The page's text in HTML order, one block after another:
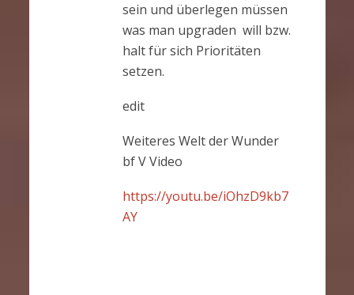
sein und überlegen müssen
was man upgraden will bzw.
halt für sich Prioritäten
setzen.
edit
Weiteres Welt der Wunder
bf V Video
https://youtu.be/iOhzD9kb7
AY